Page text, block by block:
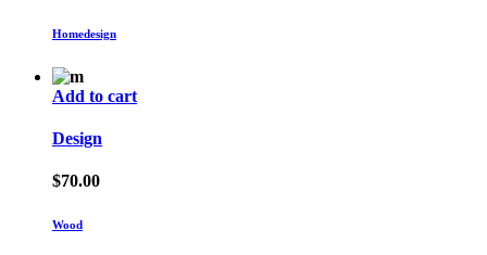
Homedesign
Add to cart
Design
$70.00
Wood